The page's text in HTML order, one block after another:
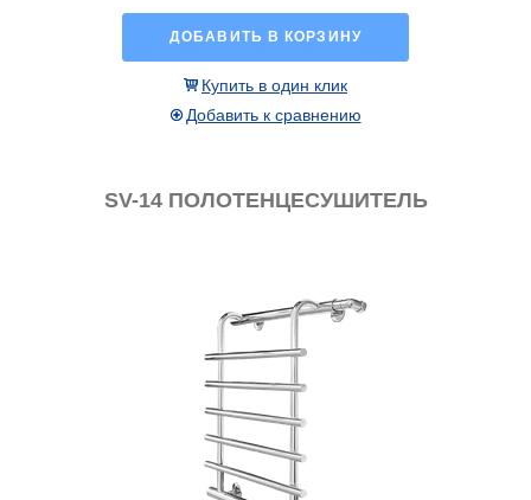
ДОБАВИТЬ В КОРЗИНУ
Купить в один клик
Добавить к сравнению
SV-14 ПОЛОТЕНЦЕСУШИТЕЛЬ